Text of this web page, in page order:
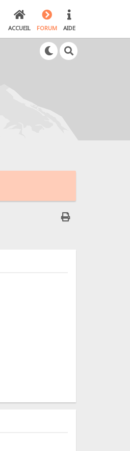
ACCUEIL FORUM AIDE